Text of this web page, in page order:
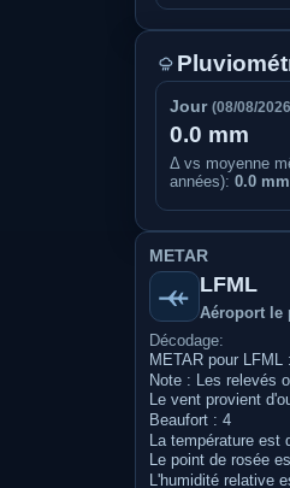
Jour(08/08/
0.0 mm
Δ vs moyenne
années):0.0 mm
METAR
LFML
Aéroport le
Décodage:
METAR pour LFML :
Note : Les relevés
Le vent provient
Beaufort : 4
La température est
Le point de rosée
L'humidité relative